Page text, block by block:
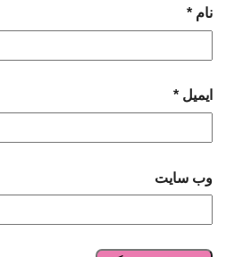
نام *
ایمیل *
وب‌ سایت